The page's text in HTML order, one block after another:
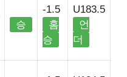
승
-1.5
홈
승
U183.5
언
더